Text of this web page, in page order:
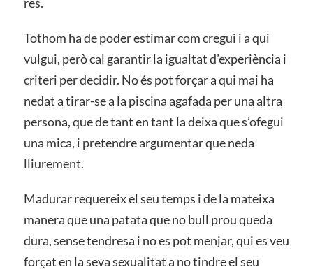
Tothom ha de poder estimar com cregui i a qui
vulgui, però cal garantir la igualtat d’experiència i
criteri per decidir. No és pot forçar a qui mai ha
nedat a tirar-se a la piscina agafada per una altra
persona, que de tant en tant la deixa que s’ofegui
una mica, i pretendre argumentar que neda
lliurement.
Madurar requereix el seu temps i de la mateixa
manera que una patata que no bull prou queda
dura, sense tendresa i no es pot menjar, qui es veu
forçat en la seva sexualitat a no tindre el seu